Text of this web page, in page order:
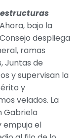
bajo la
despliega
ramas
Juntas de
y supervisan la
y
velados. La
Gabriela
empuja el